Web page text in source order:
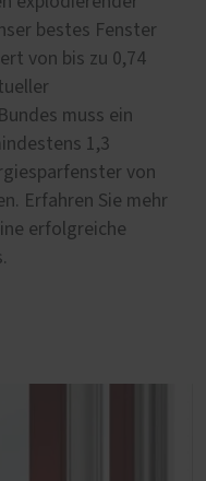
bestes Fenster
von bis zu 0,74
muss ein
1,3
von
Erfahren Sie mehr
erfolgreiche